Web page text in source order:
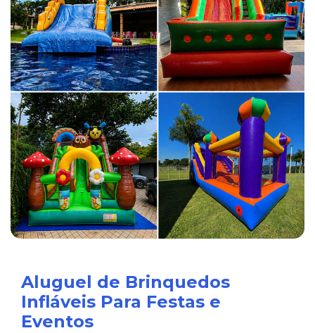
Aluguel de Brinquedos
Infláveis Para Festas e
Eventos